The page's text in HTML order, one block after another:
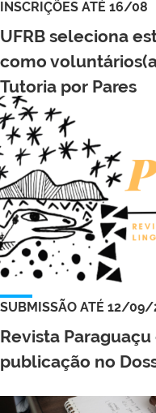
INSCRIÇÕES ATÉ 16/08
UFRB seleciona
como
Tutoria por Pares
SUBMISSÃO ATÉ 12/09/
Revista
publicação no